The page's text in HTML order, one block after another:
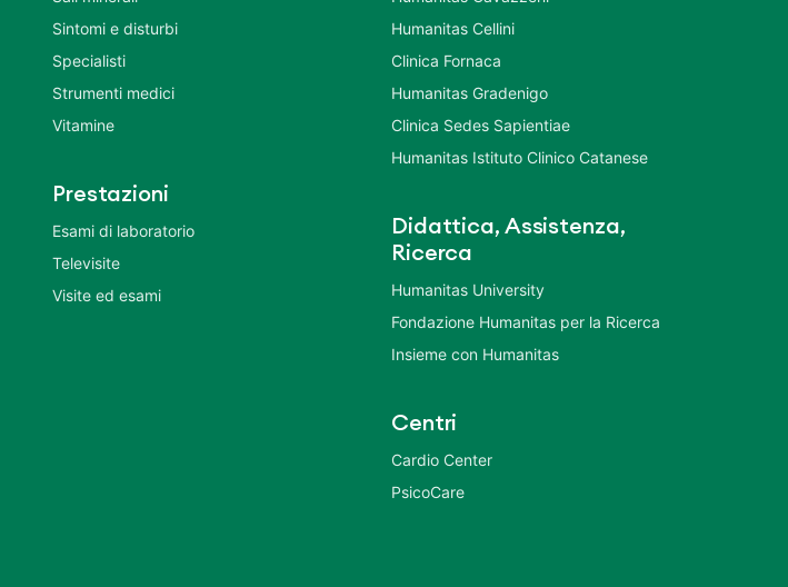
Sintomi e disturbi
Specialisti
Strumenti medici
Vitamine
Prestazioni
Esami di laboratorio
Televisite
Visite ed esami
Humanitas Cellini
Clinica Fornaca
Humanitas Gradenigo
Clinica Sedes Sapientiae
Humanitas Istituto Clinico Catanese
Didattica, Assistenza,
Ricerca
Humanitas University
Fondazione Humanitas per la Ricerca
Insieme con Humanitas
Centri
Cardio Center
PsicoCare